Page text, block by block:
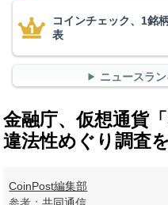
コインチェック、1銘
表
ニュースラ
金融庁、仮想通貨
違法性めぐり調査
CoinPost編集部